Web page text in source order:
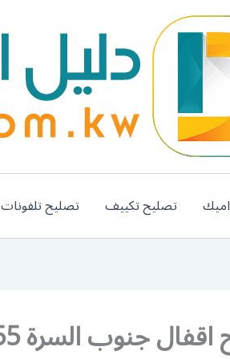
تصليح تكييف تصليح تلفونات
جنوب السرة 52227355